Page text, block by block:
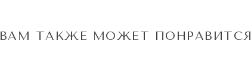
ВАМ ТАКЖЕ МОЖЕТ ПОНРАВИТСЯ